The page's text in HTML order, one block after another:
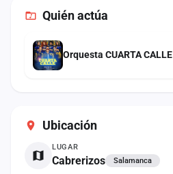
Ubicación
LUGAR
Cabrerizos Salamanca
Quién actúa
Orquesta CUARTA CALLE